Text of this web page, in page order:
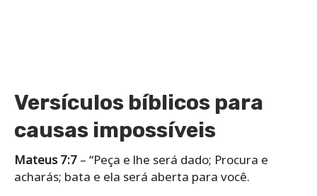
Versículos bíblicos para
causas impossíveis
Mateus 7:7 – “Peça e lhe será dado; Procura e
acharás; bata e ela será aberta para você.